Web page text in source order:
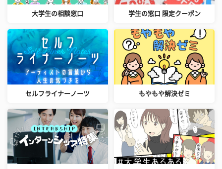
大学生の相談窓口 学生の窓口 限定クーポン
セルフライナーノーツ もやもや解決ゼミ